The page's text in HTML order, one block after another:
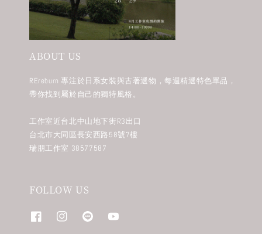
ABOUT US
REreburn 專注於日系女裝與古著選物，每週精選特色單品，
帶你找到屬於自己的獨特風格。
工作室近台北中山地下街R3出口
台北市大同區長安西路58號7樓
瑞朋工作室 38577587
FOLLOW US